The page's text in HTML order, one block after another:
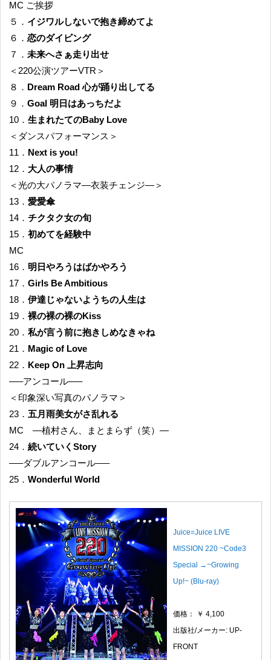
MC ご挨拶
５． イジワルしないで抱き締めてよ
６． 恋のダイビング
７． 未来へさぁ走り出せ
＜220公演ツアーVTR＞
８． Dream Road 心が踊り出してる
９． Goal 明日はあっちだよ
10． 生まれたてのBaby Love
＜ダンスパフォーマンス＞
11． Next is you!
12． 大人の事情
＜光の大パノラマ—衣装チェンジ—＞
13． 愛愛傘
14． チクタク女の旬
15． 初めてを経験中
MC
16． 明日やろうはばかやろう
17． Girls Be Ambitious
18． 伊達じゃないようちの人生は
19． 裸の裸の裸のKiss
20． 私が言う前に抱きしめなきゃね
21． Magic of Love
22． Keep On 上昇志向
—–アンコール—–
＜印象深い写真のパノラマ＞
23． 五月雨美女がさ乱れる
MC —植村さん、まとまらず（笑）—
24． 続いていくStory
—–ダブルアンコール—–
25． Wonderful World
Juice=Juice LIVE
MISSION 220 ~Code3
Special →~Growing
Up!~ (Blu-ray)
価格： ￥ 4,100
出版社/メーカー: UP-
FRONT